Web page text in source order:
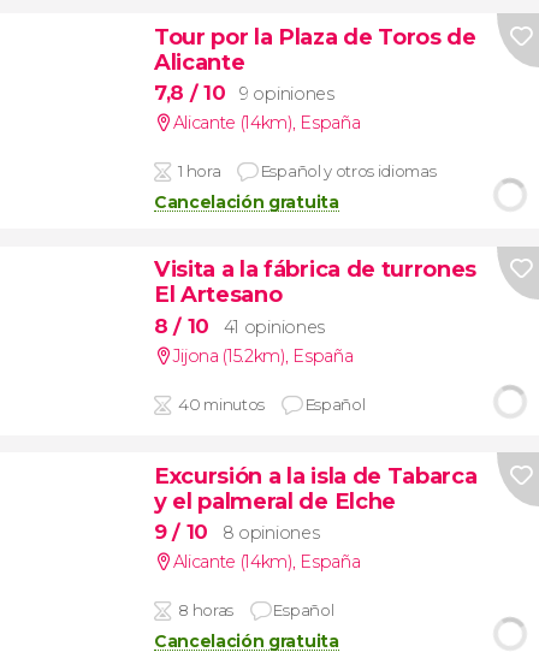
Tour por la Plaza de Toros de
Alicante
7,8 / 10
9 opiniones
Alicante (14km), España
1 hora Español y otros idiomas
Cancelación gratuita
Visita a la fábrica de turrones
El Artesano
8/ 10
41 opiniones
Jijona (15.2km), España
40 minutos Español
Excursión a la isla de Tabarca
y el palmeral de Elche
9/ 10
8 opiniones
Alicante (14km), España
8 horas Español
Cancelación gratuita